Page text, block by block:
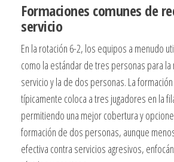
Formaciones comunes de
servicio
En la rotación 6-2, los equipos a menudo
como la estándar de tres personas para
servicio y la de dos personas. La
típicamente coloca a tres jugadores en la
permitiendo una mejor cobertura y
formación de dos personas, aunque
efectiva contra servicios agresivos,